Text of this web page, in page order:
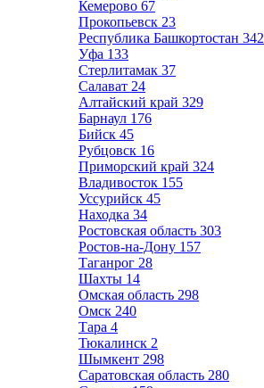
Кемерово 67
Прокопьевск 23
Республика Башкортостан 342
Уфа 133
Стерлитамак 37
Салават 24
Алтайский край 329
Барнаул 176
Бийск 45
Рубцовск 16
Приморский край 324
Владивосток 155
Уссурийск 45
Находка 34
Ростовская область 303
Ростов-на-Дону 157
Таганрог 28
Шахты 14
Омская область 298
Омск 240
Тара 4
Тюкалинск 2
Шымкент 298
Саратовская область 280